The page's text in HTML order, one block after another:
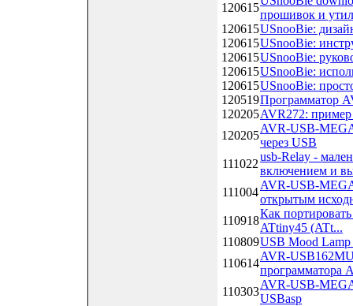
120615
прошивок и
120615USnooBie:
120615USnooBie:
120615USnooBie:
120615USnooBie:
120615USnooBie:
120519Программатор
120205AVR272:
120205
AVR-USB-
через USB
111022
usb-Relay -
включением и
111004
AVR-USB-
открытым
110918
Как
ATtiny45 (ATt...
110809USB Mood Lamp
110614
AVR-
программатора
110303
AVR-USB-
USBasp